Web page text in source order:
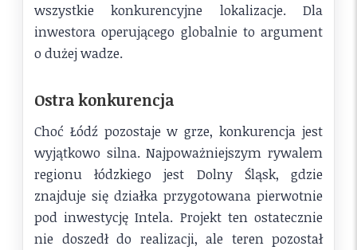
wszystkie konkurencyjne lokalizacje. Dla
inwestora operującego globalnie to argument
o dużej wadze.
Ostra konkurencja
Choć Łódź pozostaje w grze, konkurencja jest
wyjątkowo silna. Najpoważniejszym rywalem
regionu łódzkiego jest Dolny Śląsk, gdzie
znajduje się działka przygotowana pierwotnie
pod inwestycję Intela. Projekt ten ostatecznie
nie doszedł do realizacji, ale teren pozostał